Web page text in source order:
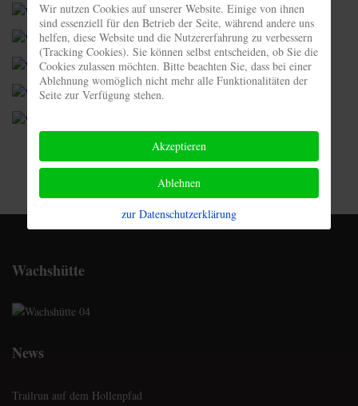
Wachshütte
News
Trailrun auf dem Hollenpfad
Wir nutzen Cookies auf unserer Website. Einige von ihnen
sind essenziell für den Betrieb der Seite, während andere uns
helfen, diese Website und die Nutzererfahrung zu verbessern
(Tracking Cookies). Sie können selbst entscheiden, ob Sie die
Cookies zulassen möchten. Bitte beachten Sie, dass bei einer
Ablehnung womöglich nicht mehr alle Funktionalitäten der
Seite zur Verfügung stehen.
Akzeptieren
Ablehnen
zur Datenschutzerklärung